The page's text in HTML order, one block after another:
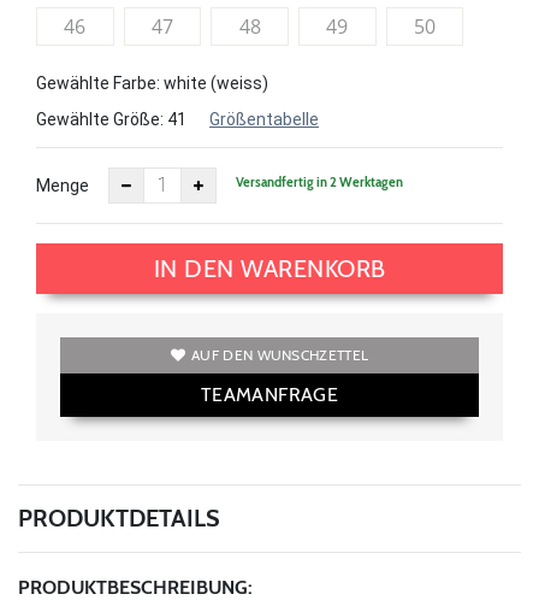
46
47 48 49 50
Gewählte Farbe: white (weiss)
Gewählte Größe: 41 Größentabelle
Menge Versandfertig in 2 Werktagen
IN DEN WARENKORB
AUF DEN WUNSCHZETTEL
TEAMANFRAGE
PRODUKTDETAILS
PRODUKTBESCHREIBUNG: